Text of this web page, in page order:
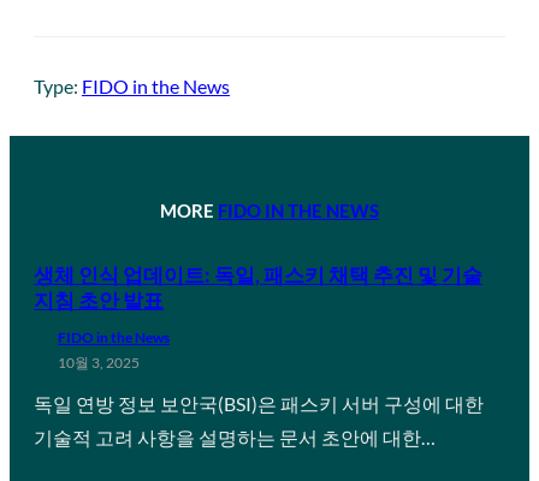
Type: FIDO in the News
MORE FIDO IN THE NEWS
생체 인식 업데이트: 독일, 패스키 채택 추진 및 기술
지침 초안 발표
FIDO in the News
10월 3, 2025
독일 연방 정보 보안국(BSI)은 패스키 서버 구성에 대한
기술적 고려 사항을 설명하는 문서 초안에 대한…